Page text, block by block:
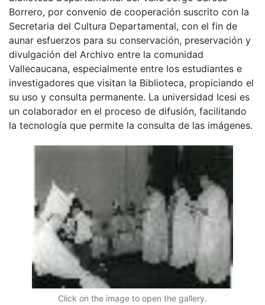
Borrero, por convenio de cooperación suscrito con la
Secretaria del Cultura Departamental, con el fin de
aunar esfuerzos para su conservación, preservación y
divulgación del Archivo entre la comunidad
Vallecaucana, especialmente entre los estudiantes e
investigadores que visitan la Biblioteca, propiciando el
su uso y consulta permanente. La universidad Icesi es
un colaborador en el proceso de difusión, facilitando
la tecnología que permite la consulta de las imágenes.
Click on the image to open the gallery.